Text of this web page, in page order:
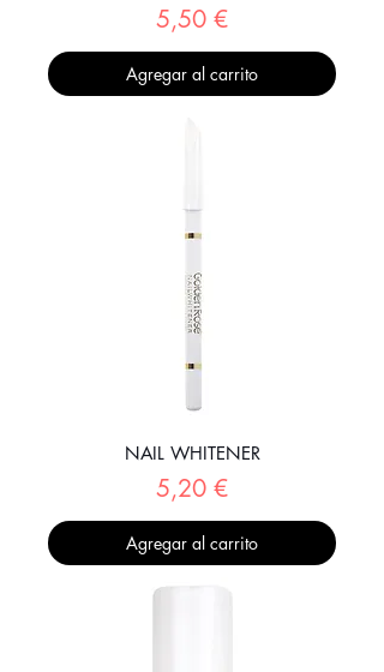
Precio
5,50 €
Agregar al carrito
NAIL WHITENER
Precio
5,20 €
Agregar al carrito